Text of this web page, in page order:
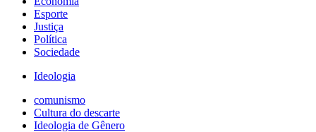
Esporte
Justiça
Política
Sociedade
Ideologia
comunismo
Cultura do descarte
Ideologia de Gênero